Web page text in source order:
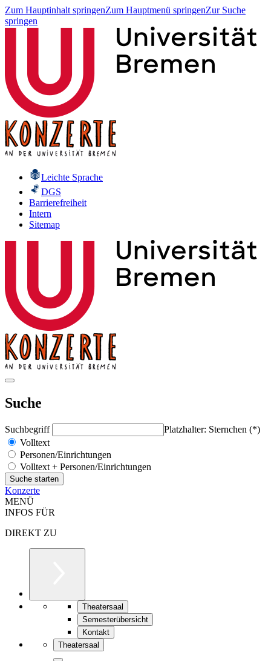
Zum Hauptinhalt springenZum Hauptmenü springenZur Suche
springen
Leichte Sprache
DGS
Barrierefreiheit
Intern
Sitemap
Suche
Suchbegriff
Platzhalter: Sternchen (*)
Volltext
Personen/Einrichtungen
Volltext + Personen/Einrichtungen
Konzerte
MENÜ
INFOS FÜR
DIREKT ZU
Theatersaal
Semesterübersicht
Kontakt
Theatersaal